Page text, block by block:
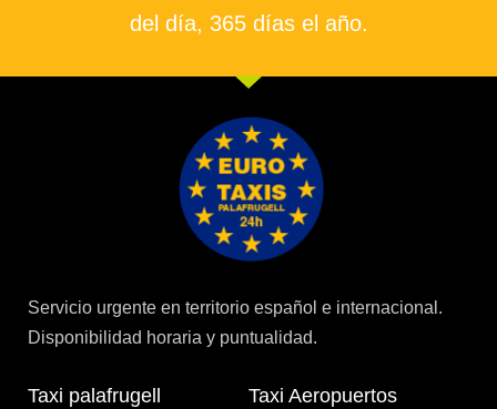
del día, 365 días el año.
Servicio urgente en territorio español e internacional.
Disponibilidad horaria y puntualidad.
Taxi palafrugell Taxi Aeropuertos